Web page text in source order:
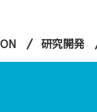
研究開発